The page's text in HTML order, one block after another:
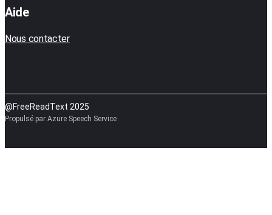
Aide
Nous contacter
@FreeReadText 2025
Propulsé par Azure Speech Service